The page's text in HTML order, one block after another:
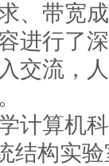
、带宽
进行了
交流，
算机科
结构实